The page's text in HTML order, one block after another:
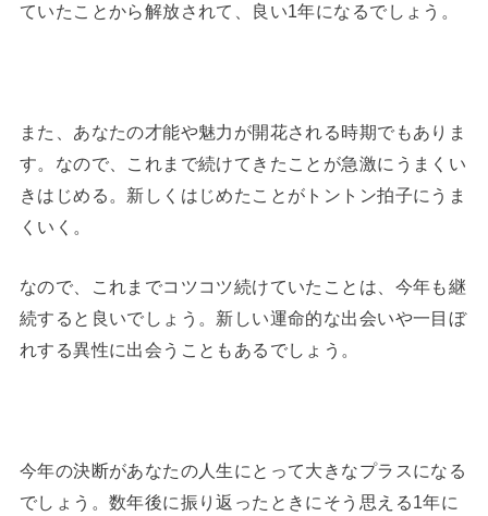
ていたことから解放されて、良い1年になるでしょう。
また、あなたの才能や魅力が開花される時期でもありま
す。なので、これまで続けてきたことが急激にうまくい
きはじめる。新しくはじめたことがトントン拍子にうま
くいく。
なので、これまでコツコツ続けていたことは、今年も継
続すると良いでしょう。新しい運命的な出会いや一目ぼ
れする異性に出会うこともあるでしょう。
今年の決断があなたの人生にとって大きなプラスになる
でしょう。数年後に振り返ったときにそう思える1年に